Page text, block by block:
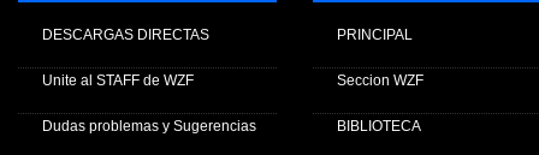
DESCARGAS DIRECTAS
Unite al STAFF de WZF
Dudas problemas y Sugerencias
PRINCIPAL
Seccion WZF
BIBLIOTECA